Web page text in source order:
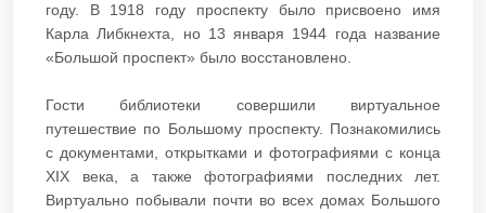
году. В 1918 году проспекту было присвоено имя
Карла Либкнехта, но 13 января 1944 года название
«Большой проспект» было восстановлено.
Гости библиотеки совершили виртуальное
путешествие по Большому проспекту. Познакомились
с документами, открытками и фотографиями с конца
XIX века, а также фотографиями последних лет.
Виртуально побывали почти во всех домах Большого